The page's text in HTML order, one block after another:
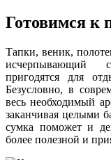
Готовимся к
Тапки, веник,
исчерпывающий
пригодятся для
Безусловно, в
весь необходимый
заканчивая целыми
сумка поможет и
более полезной и